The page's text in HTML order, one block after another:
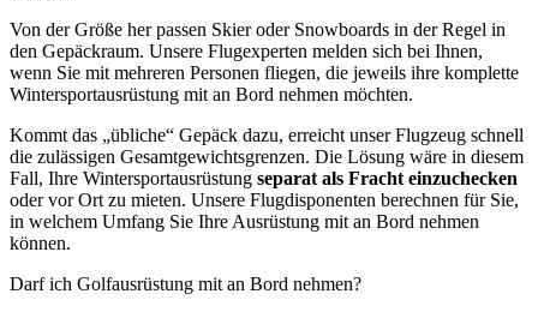
Von der Größe her passen Skier oder Snowboards in der Regel in
den Gepäckraum. Unsere Flugexperten melden sich bei Ihnen,
wenn Sie mit mehreren Personen fliegen, die jeweils ihre komplette
Wintersportausrüstung mit an Bord nehmen möchten.
Kommt das „übliche“ Gepäck dazu, erreicht unser Flugzeug schnell
die zulässigen Gesamtgewichtsgrenzen. Die Lösung wäre in diesem
Fall, Ihre Wintersportausrüstung separat als Fracht einzuchecken
oder vor Ort zu mieten. Unsere Flugdisponenten berechnen für Sie,
in welchem Umfang Sie Ihre Ausrüstung mit an Bord nehmen
können.
Darf ich Golfausrüstung mit an Bord nehmen?